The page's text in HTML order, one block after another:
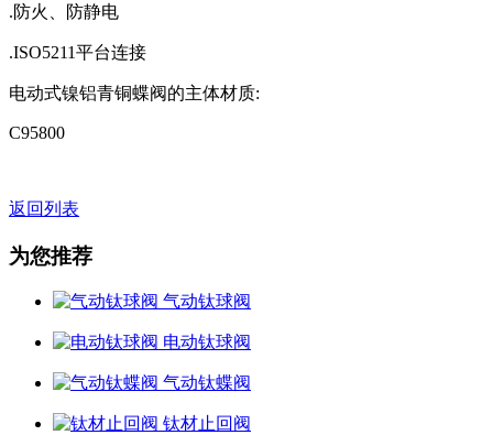
.防火、防静电
.ISO5211平台连接
电动式镍铝青铜蝶阀的主体材质:
C95800
返回列表
为您推荐
气动钛球阀
电动钛球阀
气动钛蝶阀
钛材止回阀